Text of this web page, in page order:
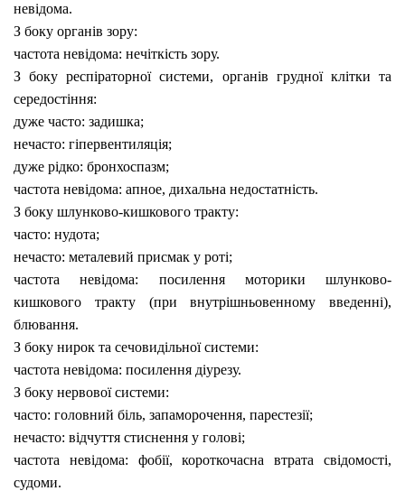
невідома.
З боку органів зору:
частота невідома: нечіткість зору.
З боку респіраторної системи, органів грудної клітки та
середостіння:
дуже часто: задишка;
нечасто: гіпервентиляція;
дуже рідко: бронхоспазм;
частота невідома: апное, дихальна недостатність.
З боку шлунково-кишкового тракту:
часто: нудота;
нечасто: металевий присмак у роті;
частота невідома: посилення моторики шлунково-
кишкового тракту (при внутрішньовенному введенні),
блювання.
З боку нирок та сечовидільної системи:
частота невідома: посилення діурезу.
З боку нервової системи:
часто: головний біль, запаморочення, парестезії;
нечасто: відчуття стиснення у голові;
частота невідома: фобії,короткочасна втрата свідомості,
судоми.